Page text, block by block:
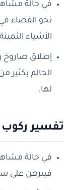
في حالة
نحو الفضاء
الأشياء
إطلاق صاروخ
الحالم بكثير
لها.
تفسير ركوب
في حالة
فيبرهن على